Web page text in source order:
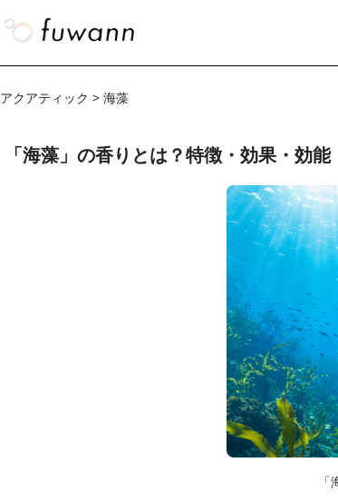
アクアティック > 海藻
「海藻」の香りとは？特徴・効果・効能